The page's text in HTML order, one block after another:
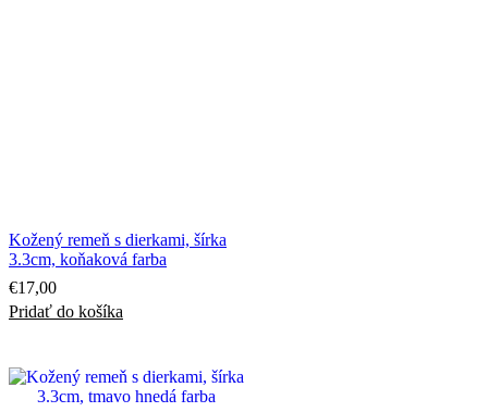
Kožený remeň s dierkami, šírka
3.3cm, koňaková farba
€17,00
Pridať do košíka